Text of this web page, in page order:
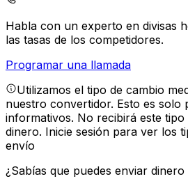
Habla con un experto en divisas
las tasas de los competidores.
Programar una llamada
Utilizamos el tipo de cambio
nuestro convertidor. Esto es solo
informativos. No recibirá este
dinero. Inicie sesión para ver los
envío
¿Sabías que puedes enviar